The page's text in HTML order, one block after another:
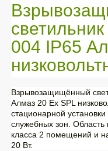
004 IP65
Взрывозащищённый
Алмаз 20 Ех SPL
стационарной
служебных зон.
класса 2 помещений и
20 Вт.